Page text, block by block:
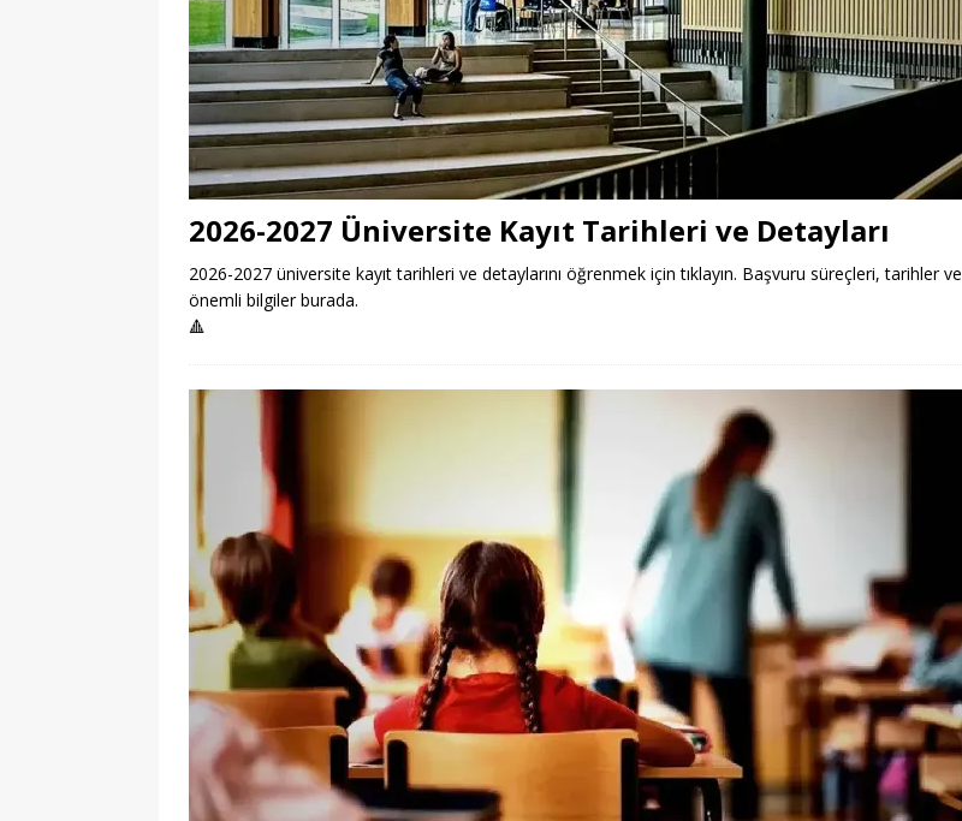
2026-2027 Üniversite Kayıt Tarihleri ve Detayları
2026-2027 üniversite kayıt tarihleri ve detaylarını öğrenmek için tıklayın. Başvuru süreçleri, tarihler ve
önemli bilgiler burada.
🔺